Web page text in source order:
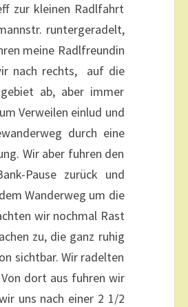
zur kleinen Radlfahrt
runtergeradelt,
meine Radlfreundin
nach rechts, auf die
ab, aber immer
Verweilen einlud und
durch eine
Wir aber fuhren den
Pause zurück und
Wanderweg um die
wir nochmal Rast
zu, die ganz ruhig
sichtbar. Wir radelten
dort aus fuhren wir
uns nach einer 2 1/2